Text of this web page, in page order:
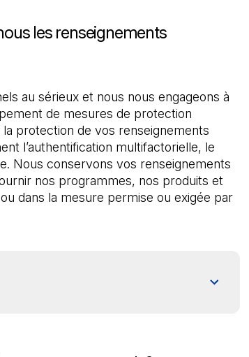
les renseignements
au sérieux et nous nous engageons à
de mesures de protection
protection de vos renseignements
l’authentification multifactorielle, le
Nous conservons vos renseignements
nos programmes, nos produits et
dans la mesure permise ou exigée par